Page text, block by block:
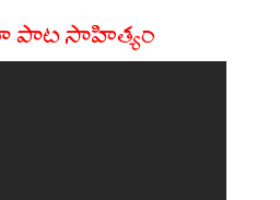
పాట సాహిత్యం